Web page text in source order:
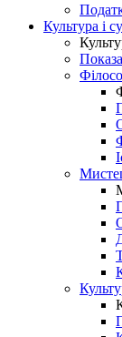
Культура і